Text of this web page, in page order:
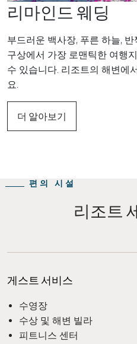
리마인드 웨딩
부드러운 백사장, 푸른 하늘,
구상에서 가장 로맨틱한 여행
수 있습니다. 리조트의 해변에
요.
더 알아보기
편의 시설
리조트
게스트 서비스
수영장
수상 및 해변 빌라
피트니스 센터